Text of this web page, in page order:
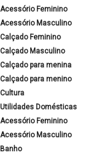
Acessório Feminino
Acessório Masculino
Calçado Feminino
Calçado Masculino
Calçado para menina
Calçado para menino
Cultura
Utilidades Domésticas
Acessório Feminino
Acessório Masculino
Banho